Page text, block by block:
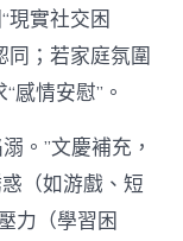
現實社交困
同；若家庭氛圍
感情安慰”。
。”文慶補充，
（如游戲、短
力（學習困